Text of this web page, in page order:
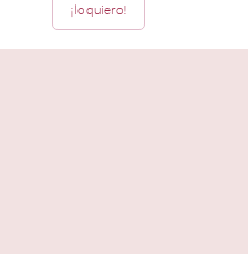
¡lo quiero!